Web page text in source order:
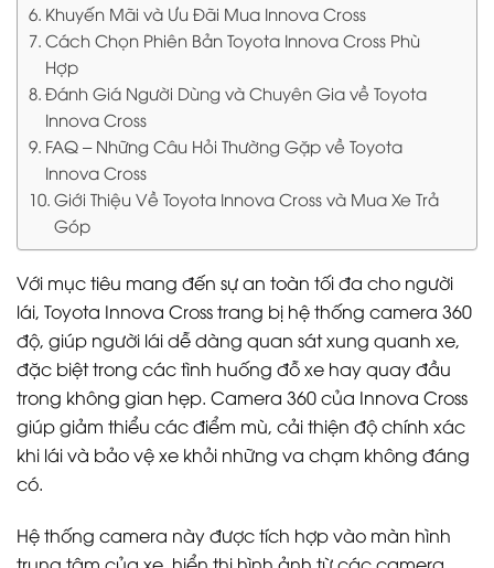
Khuyến Mãi và Ưu Đãi Mua Innova Cross
Cách Chọn Phiên Bản Toyota Innova Cross Phù
Hợp
Đánh Giá Người Dùng và Chuyên Gia về Toyota
Innova Cross
FAQ – Những Câu Hỏi Thường Gặp về Toyota
Innova Cross
Giới Thiệu Về Toyota Innova Cross và Mua Xe Trả
Góp
Với mục tiêu mang đến sự an toàn tối đa cho người
lái, Toyota Innova Cross trang bị hệ thống camera 360
độ, giúp người lái dễ dàng quan sát xung quanh xe,
đặc biệt trong các tình huống đỗ xe hay quay đầu
trong không gian hẹp. Camera 360 của Innova Cross
giúp giảm thiểu các điểm mù, cải thiện độ chính xác
khi lái và bảo vệ xe khỏi những va chạm không đáng
có.
Hệ thống camera này được tích hợp vào màn hình